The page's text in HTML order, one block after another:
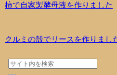
柿で自家製酵母液を作りました
クルミの殻でリースを作りまし